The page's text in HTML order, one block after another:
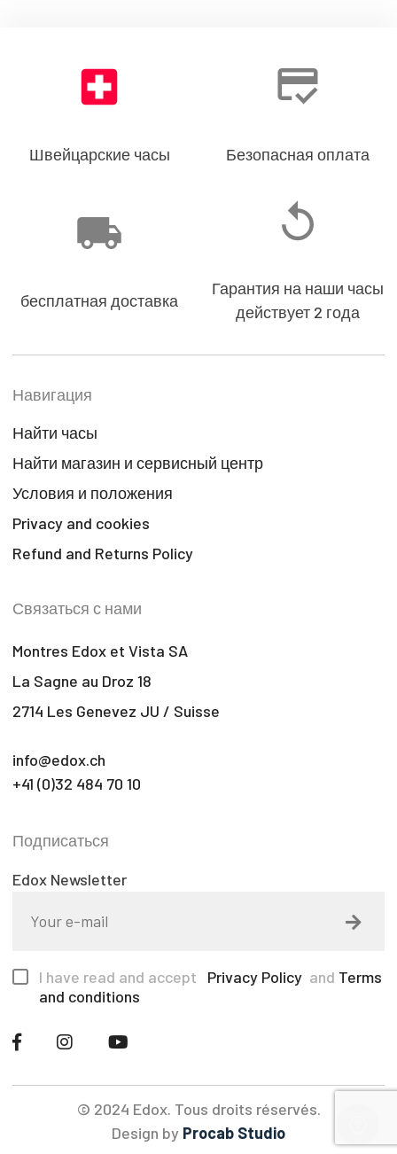
Швейцарские часы Безопасная оплата
бесплатная доставка
Гарантия на наши часы
действует 2 года
Навигация
Найти часы
Найти магазин и сервисный центр
Условия и положения
Privacy and cookies
Refund and Returns Policy
Связаться с нами
Montres Edox et Vista SA
La Sagne au Droz 18
2714 Les Genevez JU / Suisse
info@edox.ch
+41 (0)32 484 70 10
Подписаться
Edox Newsletter
I have read and accept Privacy Policy and Terms
and conditions
© 2024 Edox. Tous droits réservés.
Design by Procab Studio